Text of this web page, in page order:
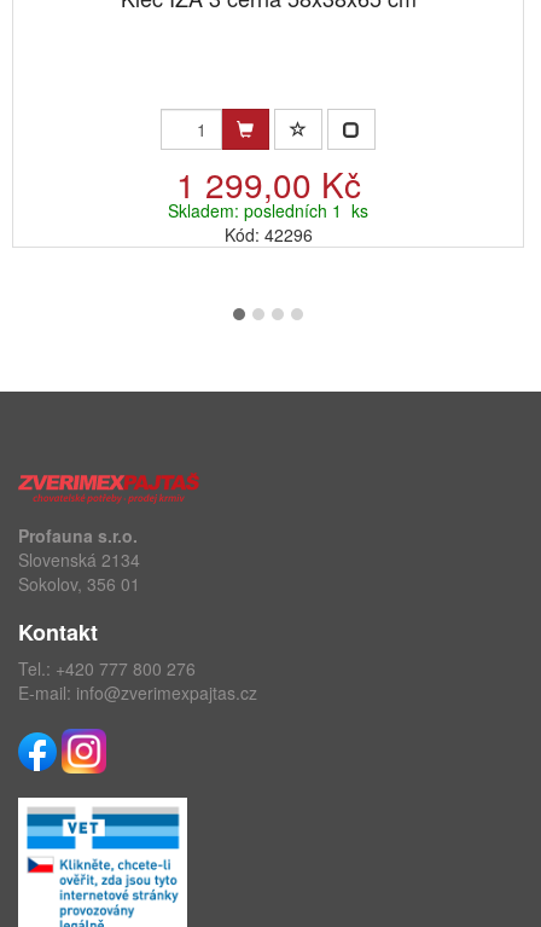
1 299,00 Kč
Skladem: posledních 1 ks
Kód: 42296
Profauna s.r.o.
Slovenská 2134
Sokolov, 356 01
Kontakt
Tel.: +420 777 800 276
E-mail: info@zverimexpajtas.cz